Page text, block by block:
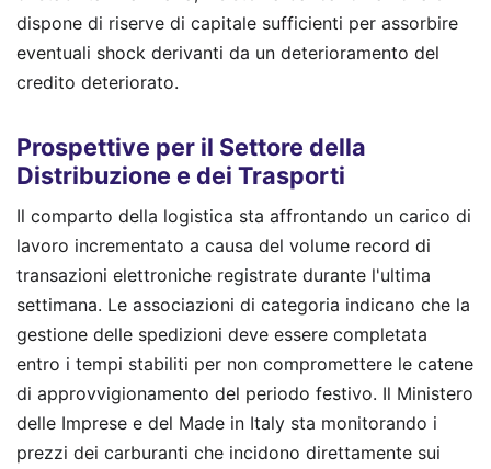
dispone di riserve di capitale sufficienti per assorbire
eventuali shock derivanti da un deterioramento del
credito deteriorato.
Prospettive per il Settore della
Distribuzione e dei Trasporti
Il comparto della logistica sta affrontando un carico di
lavoro incrementato a causa del volume record di
transazioni elettroniche registrate durante l'ultima
settimana. Le associazioni di categoria indicano che la
gestione delle spedizioni deve essere completata
entro i tempi stabiliti per non compromettere le catene
di approvvigionamento del periodo festivo. Il Ministero
delle Imprese e del Made in Italy sta monitorando i
prezzi dei carburanti che incidono direttamente sui